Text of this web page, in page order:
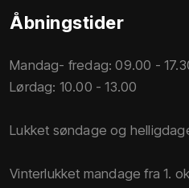
Åbningstider
Mandag- fredag: 09.00 -
Lørdag: 10.00 - 13.00
Lukket søndage og
Vinterlukket mandage fra 1.